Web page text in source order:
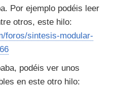
Por ejemplo podéis leer
otros, este hilo:
foros/sintesis-modular-
podéis ver unos
en este otro hilo: